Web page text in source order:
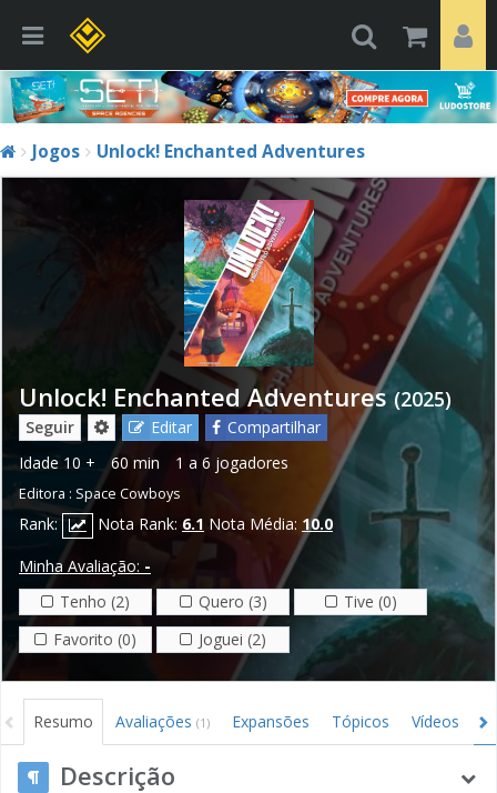
Jogos Unlock! Enchanted Adventures
Unlock! Enchanted Adventures (2025)
Seguir Editar
Compartilhar
Idade 10 + 60 min 1 a 6 jogadores
Editora : Space Cowboys
Rank: Nota Rank: 6.1 Nota Média: 10.0
Minha Avaliação: -
Tenho (2)
Quero (3)
Tive (0)
Favorito (0)
Joguei (2)
Resumo Avaliações (1) Expansões Tópicos Vídeos
Descrição